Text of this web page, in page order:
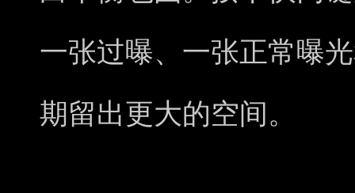
一张过曝、一张正常曝
期留出更大的空间。